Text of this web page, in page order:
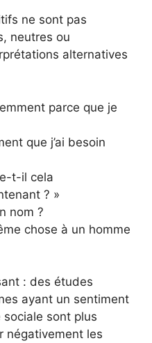
ne sont pas
neutres ou
alternatives
parce que je
que j’ai besoin
t-il cela
? »
nom ?
chose à un homme
: des études
ayant un sentiment
sont plus
négativement les